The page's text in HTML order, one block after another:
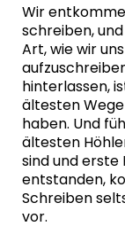
Wir
schreiben,
Art, wie wir
hinterlassen,
ältesten
haben. Und
ältesten
sind und erste
entstanden,
Schreiben
vor.